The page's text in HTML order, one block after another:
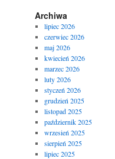
Archiwa
lipiec 2026
czerwiec 2026
maj 2026
kwiecień 2026
marzec 2026
luty 2026
styczeń 2026
grudzień 2025
listopad 2025
październik 2025
wrzesień 2025
sierpień 2025
lipiec 2025